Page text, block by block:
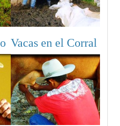
Vacas en el Corral